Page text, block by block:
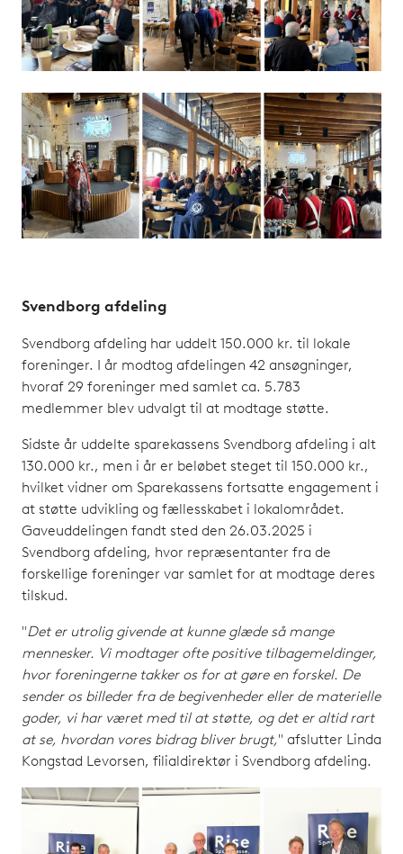
Svendborg afdeling
Svendborg afdeling har uddelt 150.000 kr. til lokale
foreninger. I år modtog afdelingen 42 ansøgninger,
hvoraf 29 foreninger med samlet ca. 5.783
medlemmer blev udvalgt til at modtage støtte.
Sidste år uddelte sparekassens Svendborg afdeling i alt
130.000 kr., men i år er beløbet steget til 150.000 kr.,
hvilket vidner om Sparekassens fortsatte engagement i
at støtte udvikling og fællesskabet i lokalområdet.
Gaveuddelingen fandt sted den 26.03.2025 i
Svendborg afdeling, hvor repræsentanter fra de
forskellige foreninger var samlet for at modtage deres
tilskud.
"Det er utrolig givende at kunne glæde så mange
mennesker. Vi modtager ofte positive tilbagemeldinger,
hvor foreningerne takker os for at gøre en forskel. De
sender os billeder fra de begivenheder eller de materielle
goder, vi har været med til at støtte, og det er altid rart
at se, hvordan vores bidrag bliver brugt," afslutter Linda
Kongstad Levorsen, filialdirektør i Svendborg afdeling.